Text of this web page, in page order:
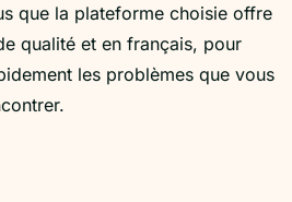
que la plateforme choisie offre
qualité et en français, pour
les problèmes que vous